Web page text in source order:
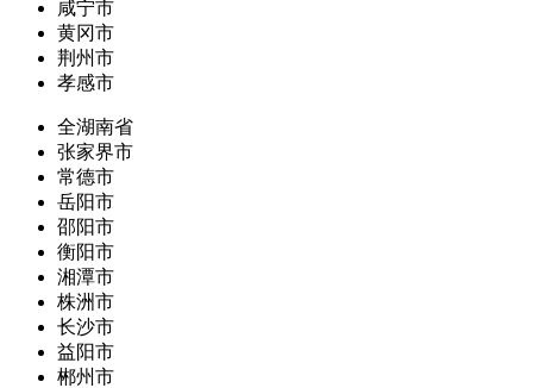
咸宁市
黄冈市
荆州市
孝感市
全湖南省
张家界市
常德市
岳阳市
邵阳市
衡阳市
湘潭市
株洲市
长沙市
益阳市
郴州市